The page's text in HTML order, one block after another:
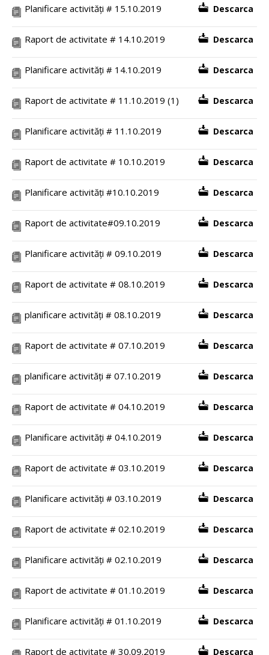
Planificare activități # 15.10.2019 Descarca
Raport de activitate # 14.10.2019 Descarca
Planificare activități # 14.10.2019 Descarca
Raport de activitate # 11.10.2019 (1) Descarca
Planificare activități # 11.10.2019 Descarca
Raport de activitate # 10.10.2019 Descarca
Planificare activități #10.10.2019 Descarca
Raport de activitate#09.10.2019 Descarca
Planificare activități # 09.10.2019 Descarca
Raport de activitate # 08.10.2019 Descarca
planificare activități # 08.10.2019 Descarca
Raport de activitate # 07.10.2019 Descarca
planificare activități # 07.10.2019 Descarca
Raport de activitate # 04.10.2019 Descarca
Planificare activități # 04.10.2019 Descarca
Raport de activitate # 03.10.2019 Descarca
Planificare activități # 03.10.2019 Descarca
Raport de activitate # 02.10.2019 Descarca
Planificare activități # 02.10.2019 Descarca
Raport de activitate # 01.10.2019 Descarca
Planificare activități # 01.10.2019 Descarca
Raport de activitate # 30.09.2019 Descarca